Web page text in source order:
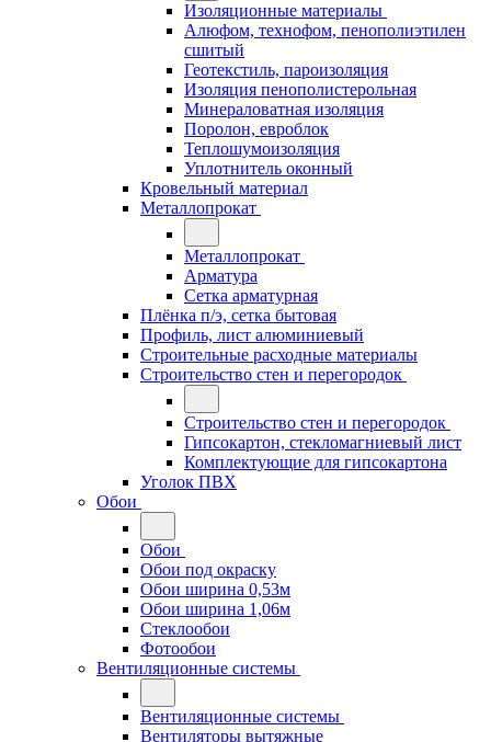
Изоляционные материалы
Алюфом, технофом, пенополиэтилен
сшитый
Геотекстиль, пароизоляция
Изоляция пенополистерольная
Минераловатная изоляция
Поролон, евроблок
Теплошумоизоляция
Уплотнитель оконный
Кровельный материал
Металлопрокат
Металлопрокат
Арматура
Сетка арматурная
Плёнка п/э, сетка бытовая
Профиль, лист алюминиевый
Строительные расходные материалы
Строительство стен и перегородок
Строительство стен и перегородок
Гипсокартон, стекломагниевый лист
Комплектующие для гипсокартона
Уголок ПВХ
Обои
Обои
Обои под окраску
Обои ширина 0,53м
Обои ширина 1,06м
Стеклообои
Фотообои
Вентиляционные системы
Вентиляционные системы
Вентиляторы вытяжные